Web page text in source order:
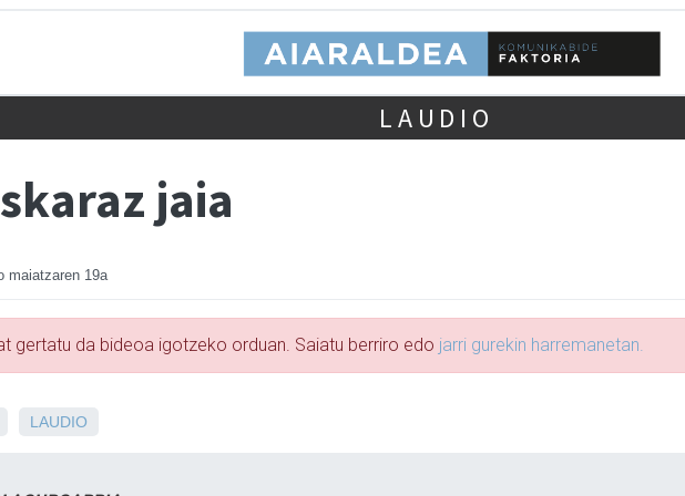
LAUDIO
jaia
maiatzaren 19a
gertatu da bideoa igotzeko orduan. Saiatu berriro edo jarri gurekin harremanetan.
LAUDIO